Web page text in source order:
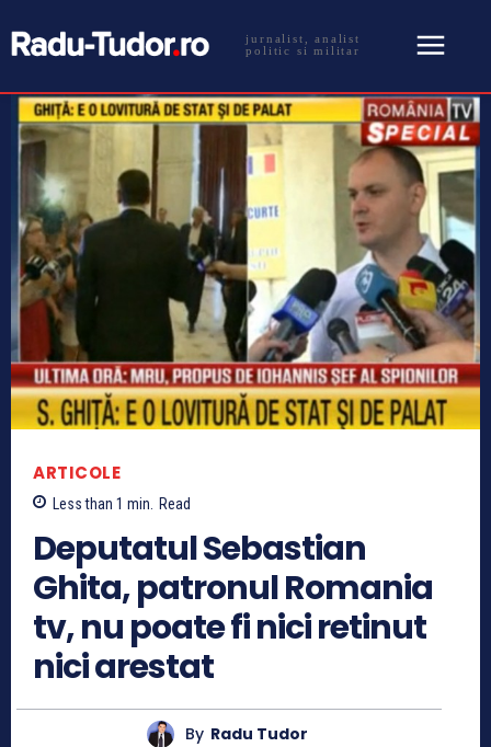
jurnalist, analist
politic si militar
ARTICOLE
Less than 1 min. Read
Deputatul Sebastian
Ghita, patronul Romania
tv, nu poate fi nici retinut
nici arestat
By Radu Tudor